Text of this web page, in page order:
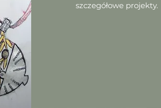
szczegółowe projekty.